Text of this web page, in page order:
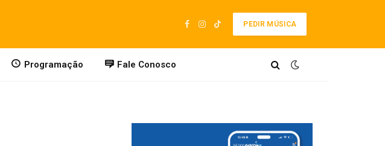
Facebook
Instagram
TikTok
PEDIR MÚSICA
Programação Fale Conosco